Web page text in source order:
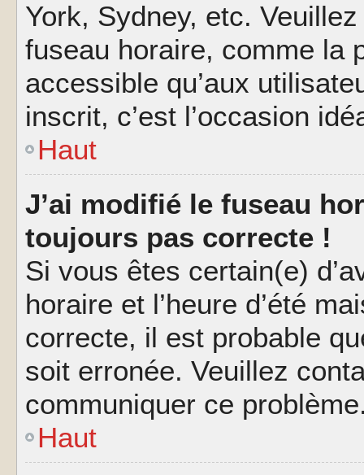
York, Sydney, etc.
fuseau horaire, comme la
accessible qu’aux
inscrit, c’est l’occasion
Haut
J’ai modifié le fuseau
toujours pas correcte !
Si vous êtes certain(e)
horaire et l’heure d’été
correcte, il est probable
soit erronée. Veuillez
communiquer ce
Haut